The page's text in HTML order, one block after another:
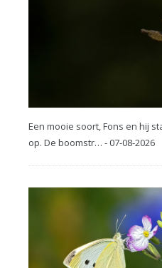
Een mooie soort, Fons en hij
op. De boomstr… - 07-08-2026